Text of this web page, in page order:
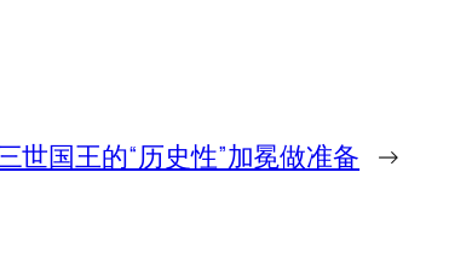
世国王的“历史性”加冕做准备 →